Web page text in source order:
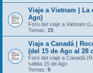
Viaje a Vietnam | La
Ago)
Foro del viaje a Vietnam
Temas: 15
Viaje a Canadá |
(del 15 de Ago al 28
Foro del viaje a Canadá
salida 15 de Ago
Temas: 9